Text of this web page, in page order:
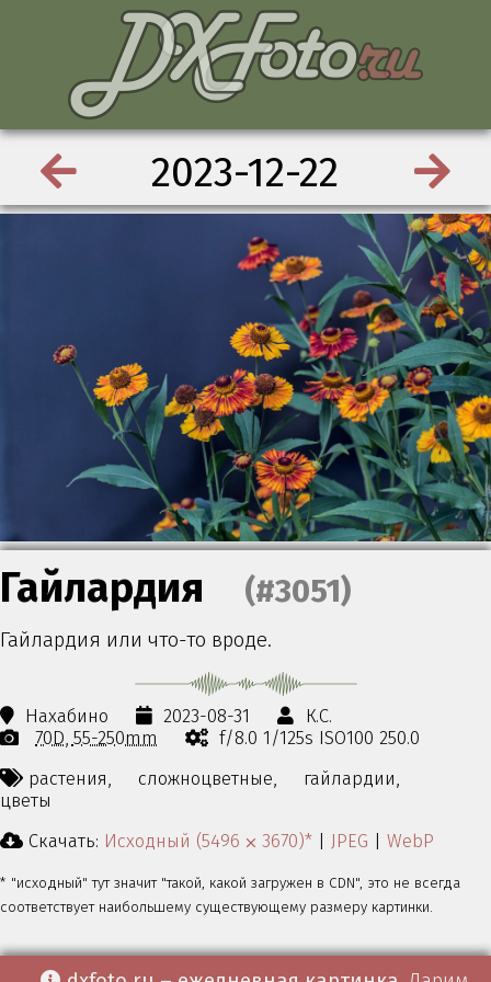
2023-12-22
Гайлардия (#3051)
Гайлардия или что-то вроде.
Нахабино 2023-08-31
К.С.
70D 55-250mm
f/8.0 1/125s ISO100 250.0
растения,
сложноцветные,
гайлардии,
цветы
Скачать: Исходный (5496 ⨉ 3670)* | JPEG | WebP
* "исходный" тут значит "такой, какой загружен в CDN", это не всегда
соответствует наибольшему существующему размеру картинки.